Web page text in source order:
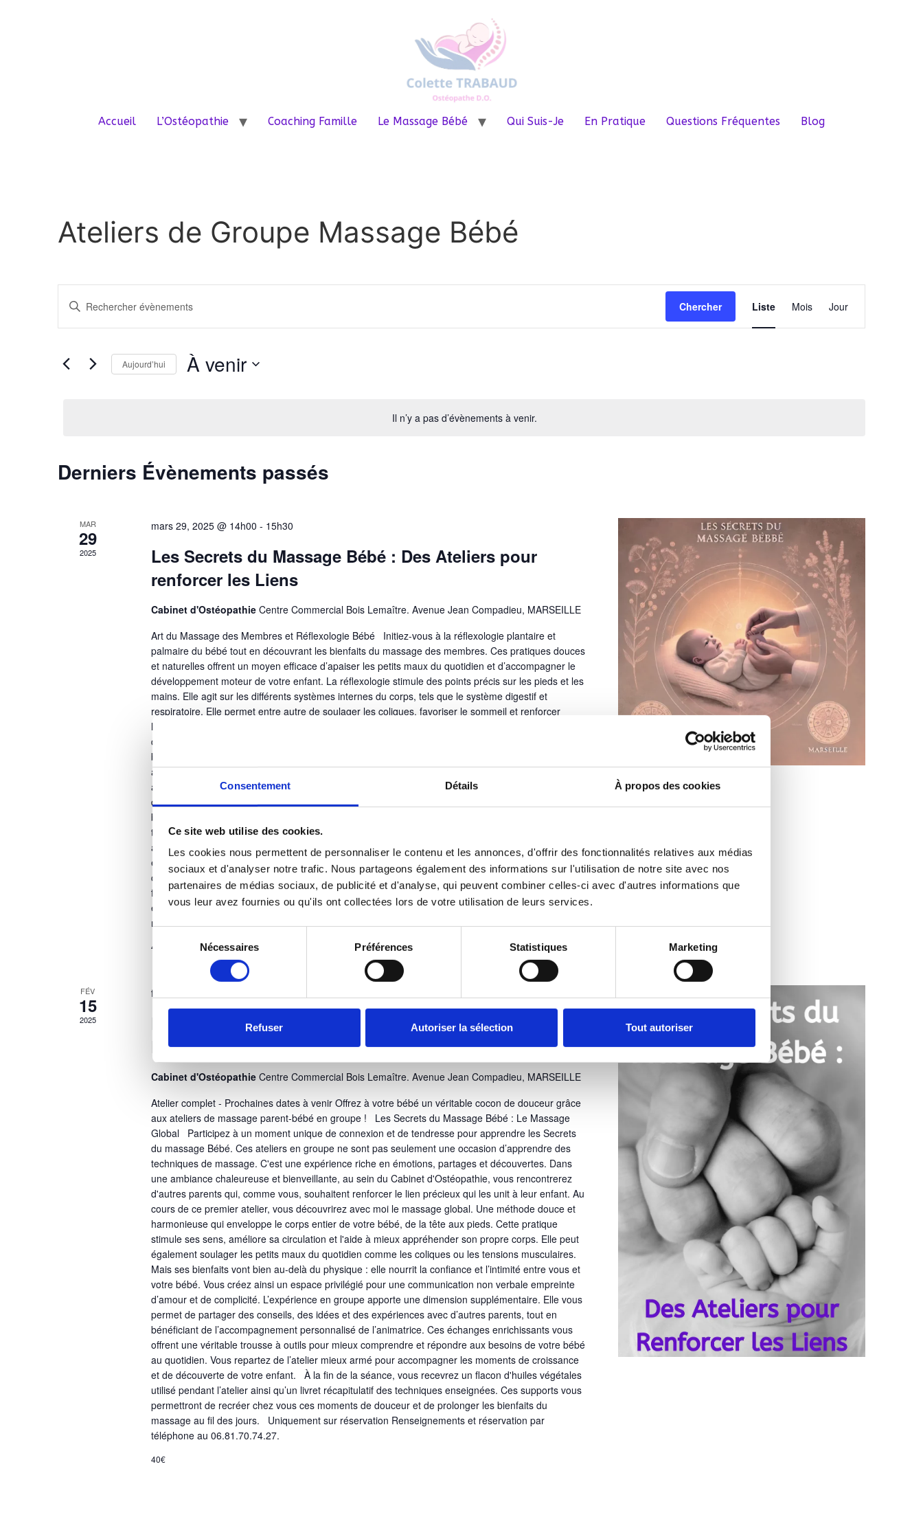
Consentement Détails À propos des cookies
Ce site web utilise des cookies.
Les cookies nous permettent de personnaliser le contenu et les annonces, d'offrir des fonctionnalités relatives aux médias
sociaux et d'analyser notre trafic. Nous partageons également des informations sur l'utilisation de notre site avec nos
partenaires de médias sociaux, de publicité et d'analyse, qui peuvent combiner celles-ci avec d'autres informations que
vous leur avez fournies ou qu'ils ont collectées lors de votre utilisation de leurs services.
du
consentement
Nécessaires Préférences Statistiques Marketing
Refuser Autoriser la sélection Tout autoriser
Accueil L’Ostéopathie Coaching Famille Le Massage Bébé Qui Suis-Je En Pratique Questions Fréquentes Blog
Ateliers de Groupe Massage Bébé
Il n’y a pas d’évènements à venir.
Recherche
et
navigation
de
Saisir
mot-
Rechercher
mot-
Chercher
de
Liste Mois Jour
Aujourd’hui À venir
Derniers Évènements passés
MAR
29
2025
mars 29, 2025 @ 14h00 - 15h30
Les Secrets du Massage Bébé : Des Ateliers pour
renforcer les Liens
Cabinet d'Ostéopathie Centre Commercial Bois Lemaître. Avenue Jean Compadieu, MARSEILLE
Art du Massage des Membres et Réflexologie Bébé Initiez-vous à la réflexologie plantaire et
palmaire du bébé tout en découvrant les bienfaits du massage des membres. Ces pratiques douces
et naturelles offrent un moyen efficace d’apaiser les petits maux du quotidien et d’accompagner le
développement moteur de votre enfant. La réflexologie stimule des points précis sur les pieds et les
mains. Elle agit sur les différents systèmes internes du corps, tels que le système digestif et
respiratoire. Elle permet entre autre de soulager les coliques, favoriser le sommeil et renforcer
l’équilibre émotionnel de votre bébé. Le massage des membres, quant à lui, favorise la souplesse
des articulations et le tonus musculaire, tout en procurant une profonde détente. Ces gestes
bienveillants stimulent la circulation sanguine et lymphatique, aidant ainsi votre enfant à mieux
appréhender son propre corps. En complément, des conseils en motricité basés sur les réflexes
archaïques du bébé vous seront donnés. Ces réflexes vous permettent d'accompagner son
développement et de favoriser une meilleure coordination de ses mouvements. Au-delà des
bienfaits physiques, ces pratiques renforcent le lien unique qui vous unit à votre bébé. Par le
toucher, vous instaurez une communication non verbale basée sur la confiance et la sécurité
affective, essentielles à son épanouissement. Participer à un atelier en groupe vous permet
également d’échanger avec d'autres parents. Vous partagez vos expériences et de bénéficiez des
conseils personnalisés d'une animatrice expérimentée. En fin d’atelier, vous repartirez avec un
flacon d’huiles végétales utilisé pendant la séance ainsi qu’un livret récapitulatif des techniques
enseignées, afin de prolonger ces moments de Bien-Etre au quotidien. Uniquement sur
réservation Renseignements et réservation par téléphone au 06.81.70.74.27.
40€
FÉV
15
2025
février 15, 2025 @ 10h00
Les Secrets du Massage Bébé : Les Ateliers pour
Renforcer les Liens
Cabinet d'Ostéopathie Centre Commercial Bois Lemaître. Avenue Jean Compadieu, MARSEILLE
Atelier complet - Prochaines dates à venir Offrez à votre bébé un véritable cocon de douceur grâce
aux ateliers de massage parent-bébé en groupe ! Les Secrets du Massage Bébé : Le Massage
Global Participez à un moment unique de connexion et de tendresse pour apprendre les Secrets
du massage Bébé. Ces ateliers en groupe ne sont pas seulement une occasion d’apprendre des
techniques de massage. C'est une expérience riche en émotions, partages et découvertes. Dans
une ambiance chaleureuse et bienveillante, au sein du Cabinet d'Ostéopathie, vous rencontrerez
d'autres parents qui, comme vous, souhaitent renforcer le lien précieux qui les unit à leur enfant. Au
cours de ce premier atelier, vous découvrirez avec moi le massage global. Une méthode douce et
harmonieuse qui enveloppe le corps entier de votre bébé, de la tête aux pieds. Cette pratique
stimule ses sens, améliore sa circulation et l'aide à mieux appréhender son propre corps. Elle peut
également soulager les petits maux du quotidien comme les coliques ou les tensions musculaires.
Mais ses bienfaits vont bien au-delà du physique : elle nourrit la confiance et l’intimité entre vous et
votre bébé. Vous créez ainsi un espace privilégié pour une communication non verbale empreinte
d’amour et de complicité. L’expérience en groupe apporte une dimension supplémentaire. Elle vous
permet de partager des conseils, des idées et des expériences avec d’autres parents, tout en
bénéficiant de l’accompagnement personnalisé de l’animatrice. Ces échanges enrichissants vous
offrent une véritable trousse à outils pour mieux comprendre et répondre aux besoins de votre bébé
au quotidien. Vous repartez de l’atelier mieux armé pour accompagner les moments de croissance
et de découverte de votre enfant. À la fin de la séance, vous recevrez un flacon d'huiles végétales
utilisé pendant l’atelier ainsi qu’un livret récapitulatif des techniques enseignées. Ces supports vous
permettront de recréer chez vous ces moments de douceur et de prolonger les bienfaits du
massage au fil des jours. Uniquement sur réservation Renseignements et réservation par
téléphone au 06.81.70.74.27.
40€